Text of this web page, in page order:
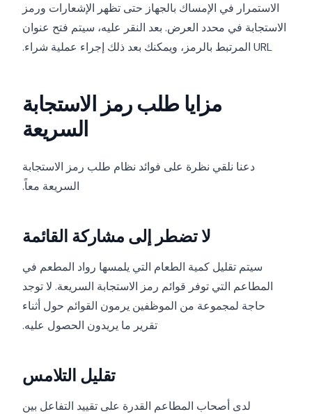
الاستمرار في الإمساك بالجهاز حتى تظهر الإشعارات ورمز
الاستجابة في محدد العرض. بعد النقر عليه، سيتم فتح عنوان
URL المرتبط بالرمز، ويمكنك بعد ذلك إجراء عملية شراء.
مزايا طلب رمز الاستجابة
السريعة
دعنا نلقي نظرة على فوائد نظام طلب رمز الاستجابة
السريعة معاً.
لا تضطر إلى مشاركة القائمة
سيتم تقليل كمية الطعام التي يلمسها رواد المطعم في
المطاعم التي توفر قوائم رمز الاستجابة السريعة. لا توجد
حاجة لمجموعة من الموظفين يرمون القوائم حول أثناء
تقرير ما يريدون الحصول عليه.
تقليل التلامس
لدى أصحاب المطاعم القدرة على تقييد التفاعل بين